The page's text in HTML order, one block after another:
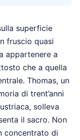
superficie
fruscio quasi
appartenere a
che a quella
Thomas, un
di trent’anni
solleva
il sacro. Non
concentrato di